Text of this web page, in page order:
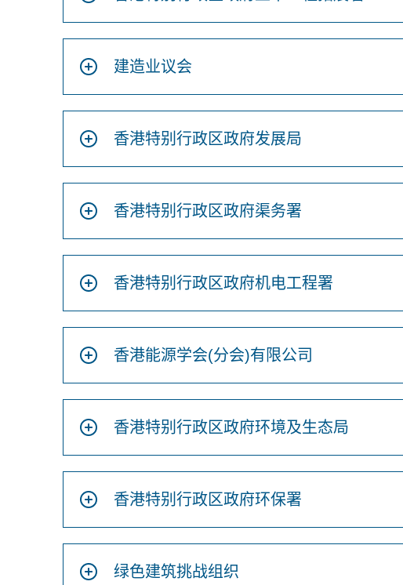
建造业议会
香港特别行政区政府发展局
香港特别行政区政府渠务署
香港特别行政区政府机电工程署
香港能源学会(分会)有限公司
香港特别行政区政府环境及生态局
香港特别行政区政府环保署
绿色建筑挑战组织